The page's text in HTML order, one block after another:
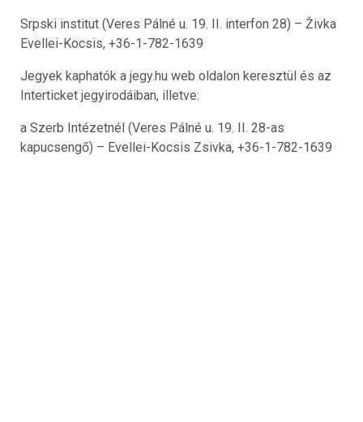
Srpski institut (Veres Pálné u. 19. II. interfon 28) – Živka
Evellei-Kocsis, +36-1-782-1639
Jegyek kaphatók a jegy.hu web oldalon keresztül és az
Interticket jegyirodáiban, illetve:
a Szerb Intézetnél (Veres Pálné u. 19. II. 28-as
kapucsengő) – Evellei-Kocsis Zsivka, +36-1-782-1639